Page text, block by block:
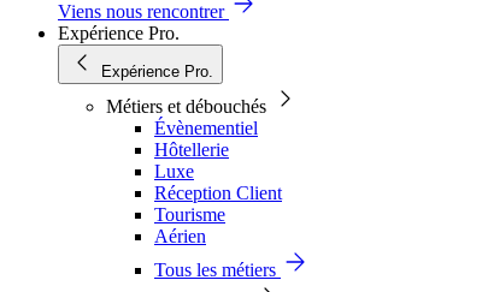
Viens nous rencontrer
Expérience Pro.
Expérience Pro.
Métiers et débouchés
Évènementiel
Hôtellerie
Luxe
Réception Client
Tourisme
Aérien
Tous les métiers